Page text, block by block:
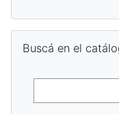
Buscá en el